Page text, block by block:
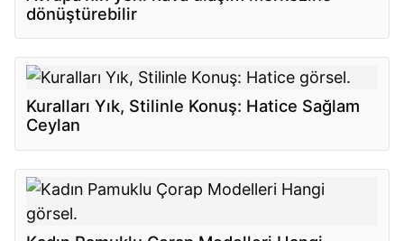
dönüştürebilir
Kuralları Yık, Stilinle Konuş: Hatice Sağlam
Ceylan